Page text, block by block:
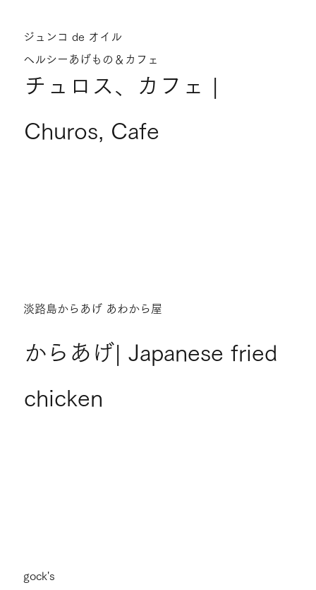
チュロス、カフェ |
Churos, Cafe
ジュンコ de オイル
ヘルシーあげもの＆カフェ
からあげ| Japanese fried
chicken
淡路島からあげ あわから屋
gock's